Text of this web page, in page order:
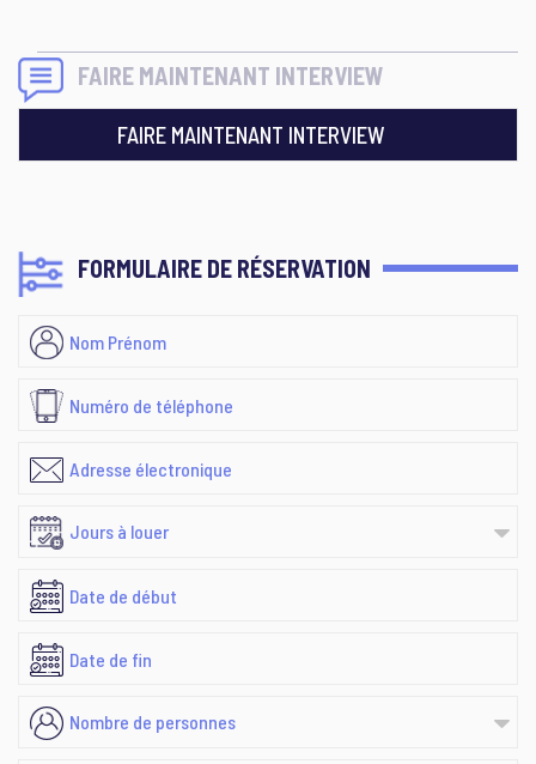
FAIRE MAINTENANT INTERVIEW
FAIRE MAINTENANT INTERVIEW
FORMULAIRE DE RÉSERVATION